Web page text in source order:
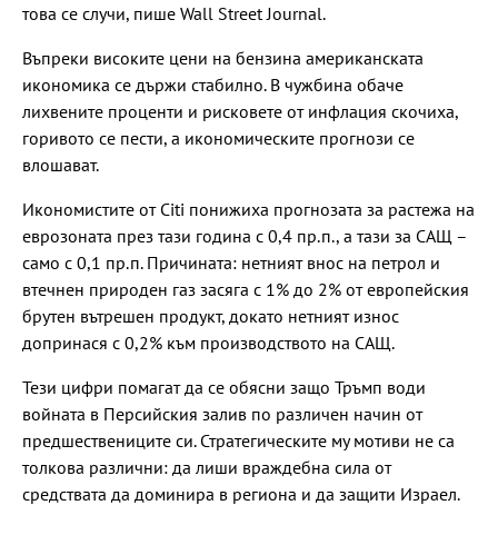
това се случи, пише Wall Street Journal.
Въпреки високите цени на бензина американската
икономика се държи стабилно. В чужбина обаче
лихвените проценти и рисковете от инфлация скочиха,
горивото се пести, а икономическите прогнози се
влошават.
Икономистите от Citi понижиха прогнозата за растежа на
еврозоната през тази година с 0,4 пр.п., а тази за САЩ –
само с 0,1 пр.п. Причината: нетният внос на петрол и
втечнен природен газ засяга с 1% до 2% от европейския
брутен вътрешен продукт, докато нетният износ
допринася с 0,2% към производството на САЩ.
Тези цифри помагат да се обясни защо Тръмп води
войната в Персийския залив по различен начин от
предшествениците си. Стратегическите му мотиви не са
толкова различни: да лиши враждебна сила от
средствата да доминира в региона и да защити Израел.